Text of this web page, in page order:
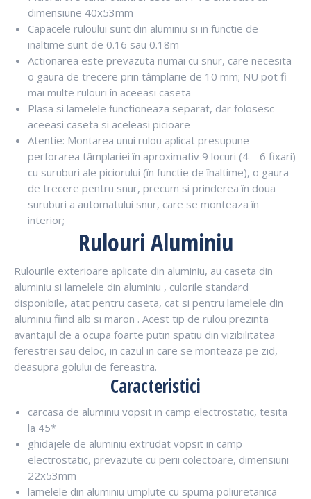
dimensiune 40x53mm
Capacele ruloului sunt din aluminiu si in functie de
inaltime sunt de 0.16 sau 0.18m
Actionarea este prevazuta numai cu snur, care necesita
o gaura de trecere prin tâmplarie de 10 mm; NU pot fi
mai multe rulouri în aceeasi caseta
Plasa si lamelele functioneaza separat, dar folosesc
aceeasi caseta si aceleasi picioare
Atentie: Montarea unui rulou aplicat presupune
perforarea tâmplariei în aproximativ 9 locuri (4 – 6 fixari)
cu suruburi ale piciorului (în functie de înaltime), o gaura
de trecere pentru snur, precum si prinderea în doua
suruburi a automatului snur, care se monteaza în
interior;
Rulouri Aluminiu
Rulourile exterioare aplicate din aluminiu, au caseta din
aluminiu si lamelele din aluminiu , culorile standard
disponibile, atat pentru caseta, cat si pentru lamelele din
aluminiu fiind alb si maron . Acest tip de rulou prezinta
avantajul de a ocupa foarte putin spatiu din vizibilitatea
ferestrei sau deloc, in cazul in care se monteaza pe zid,
deasupra golului de fereastra.
Caracteristici
carcasa de aluminiu vopsit in camp electrostatic, tesita
la 45*
ghidajele de aluminiu extrudat vopsit in camp
electrostatic, prevazute cu perii colectoare, dimensiuni
22x53mm
lamelele din aluminiu umplute cu spuma poliuretanica